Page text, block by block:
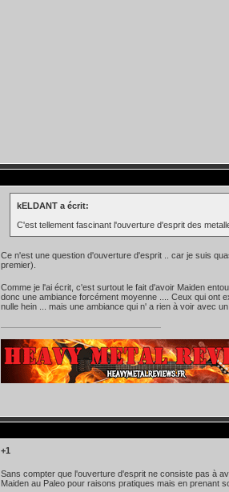
kELDANT a écrit:
C'est tellement fascinant l'ouverture d'esprit des
Ce n'est une question d'ouverture d'esprit .. car je suis
premier).
Comme je l'ai écrit, c'est surtout le fait d'avoir Maiden
donc une ambiance forcément moyenne .... Ceux qui ont
nulle hein ... mais une ambiance qui n' a rien à voir avec
+1
Sans compter que l'ouverture d'esprit ne consiste pas à
Maiden au Paleo pour raisons pratiques mais en prenant